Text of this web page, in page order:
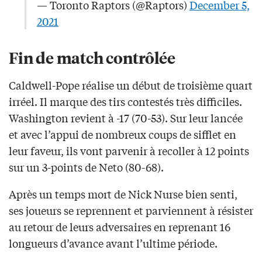
— Toronto Raptors (@Raptors)December 5,
2021
Fin de match contrôlée
Caldwell-Pope réalise un début de troisième quart
irréel. Il marque des tirs contestés très difficiles.
Washington revient à -17 (70-53). Sur leur lancée
et avec l’appui de nombreux coups de sifflet en
leur faveur, ils vont parvenir à recoller à 12 points
sur un 3-points de Neto (80-68).
Après un temps mort de Nick Nurse bien senti,
ses joueurs se reprennent et parviennent à résister
au retour de leurs adversaires en reprenant 16
longueurs d’avance avant l’ultime période.